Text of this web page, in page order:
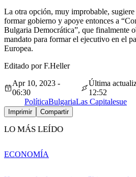
La otra opción, muy improbable,
formar gobierno y apoye entonces a
Bulgaria Democrática”, que finalmente
mandato para formar el ejecutivo en el
Europea.
Editado por F.Heller
Apr 10, 2023 -
06:30
Última
12:52
PolíticaBulgariaLas Capitalesue
Imprimir Compartir
LO MÁS LEÍDO
ECONOMÍA